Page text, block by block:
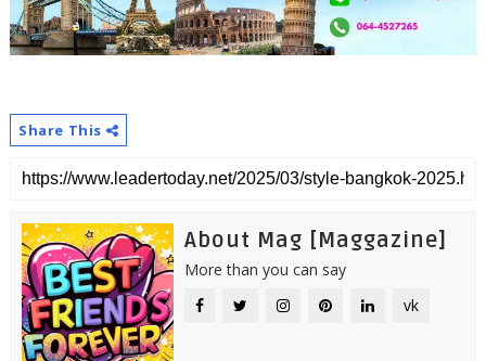
Share This
About Mag [Maggazine]
More than you can say
vk